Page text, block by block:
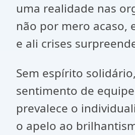
uma realidade nas
não por mero acaso,
e ali crises
Sem espírito
sentimento de
prevalece o
o apelo ao